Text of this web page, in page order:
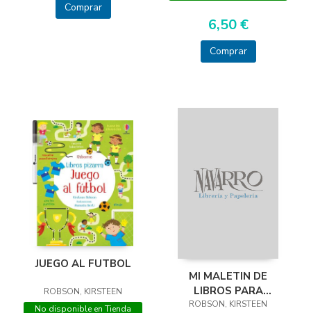
Comprar
6,50 €
Comprar
JUEGO AL FUTBOL
ROBSON, KIRSTEEN
No disponible en Tienda
MI MALETIN DE
LIBROS PARA
COLOREAR 2 -
ROBSON, KIRSTEEN